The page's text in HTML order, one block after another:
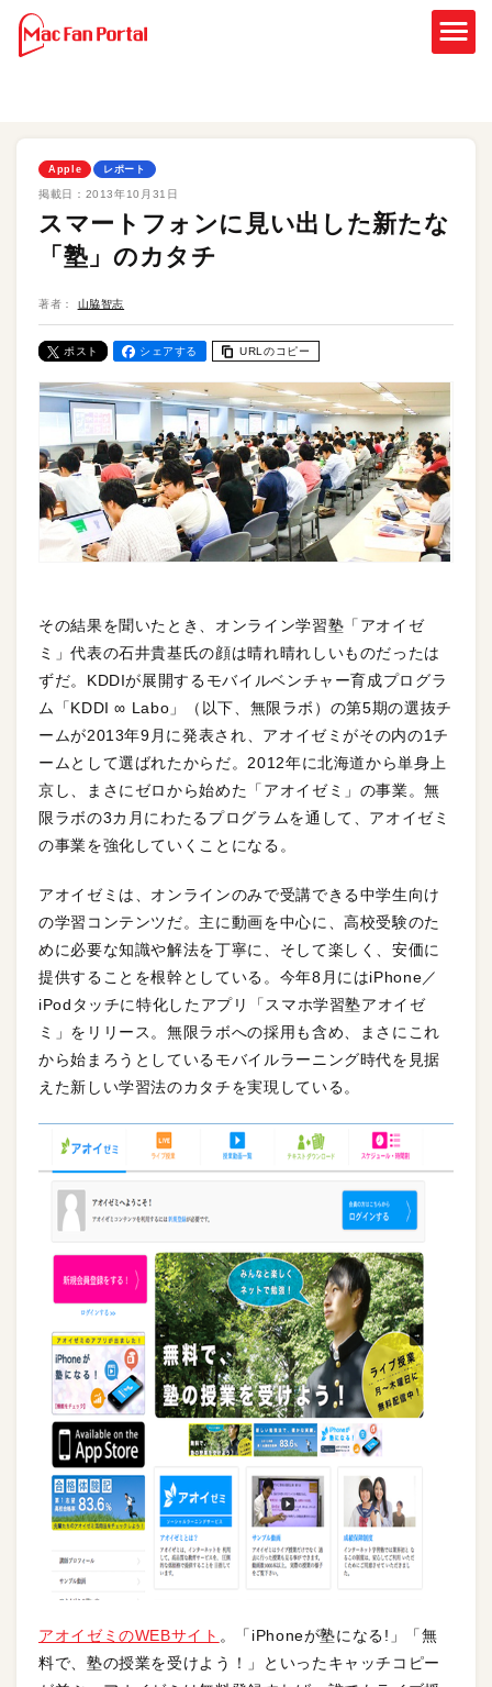
Apple レポート
掲載日： 2013年10月31日
スマートフォンに見い出した新たな
「塾」のカタチ
著者： 山脇智志
ポスト シェアする URLのコピー
その結果を聞いたとき、オンライン学習塾「アオイゼ
ミ」代表の石井貴基氏の顔は晴れ晴れしいものだったは
ずだ。KDDIが展開するモバイルベンチャー育成プログラ
ム「KDDI ∞ Labo」（以下、無限ラボ）の第5期の選抜チ
ームが2013年9月に発表され、アオイゼミがその内の1チ
ームとして選ばれたからだ。2012年に北海道から単身上
京し、まさにゼロから始めた「アオイゼミ」の事業。無
限ラボの3カ月にわたるプログラムを通して、アオイゼミ
の事業を強化していくことになる。
アオイゼミは、オンラインのみで受講できる中学生向け
の学習コンテンツだ。主に動画を中心に、高校受験のた
めに必要な知識や解法を丁寧に、そして楽しく、安価に
提供することを根幹としている。今年8月にはiPhone／
iPodタッチに特化したアプリ「スマホ学習塾アオイゼ
ミ」をリリース。無限ラボへの採用も含め、まさにこれ
から始まろうとしているモバイルラーニング時代を見据
えた新しい学習法のカタチを実現している。
アオイゼミのWEBサイト 。「iPhoneが塾になる!」「無
料で、塾の授業を受けよう！」といったキャッチコピー